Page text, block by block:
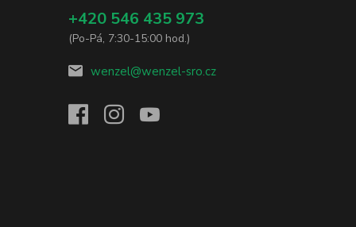
+420 546 435 973
(Po-Pá, 7:30-15:00 hod.)
wenzel@wenzel-sro.cz